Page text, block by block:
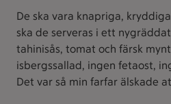
De ska vara knapriga,
ska de serveras i ett
tahinisås, tomat och färsk
isbergssallad, ingen fetaost,
Det var så min farfar älskade